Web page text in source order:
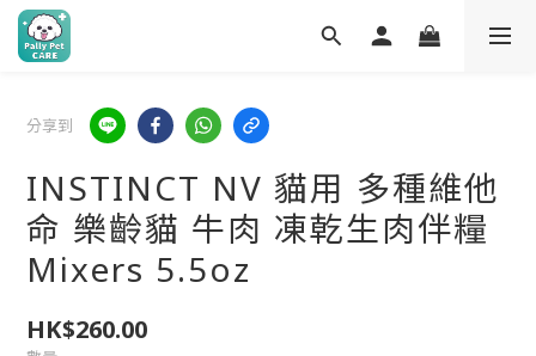
分享到
INSTINCT NV 貓用 多種維他
命 樂齡貓 牛肉 凍乾生肉伴糧
Mixers 5.5oz
HK$260.00